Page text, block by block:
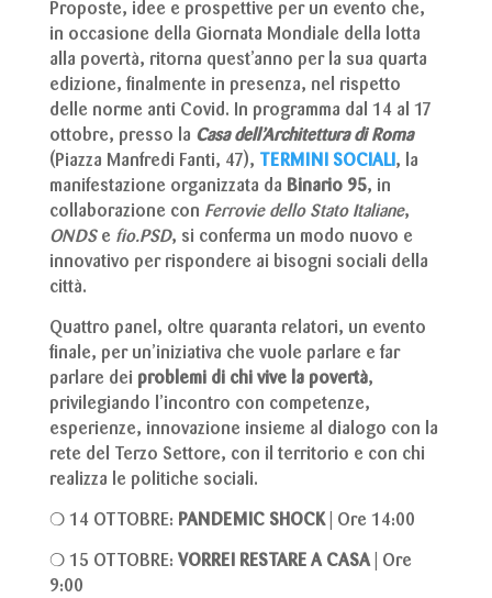
Proposte, idee e prospettive per un evento che,
in occasione della Giornata Mondiale della lotta
alla povertà, ritorna quest’anno per la sua quarta
edizione, finalmente in presenza, nel rispetto
delle norme anti Covid. In programma dal 14 al 17
ottobre, presso la Casa dell’Architettura di Roma
(Piazza Manfredi Fanti, 47), TERMINI SOCIALI, la
manifestazione organizzata da Binario 95, in
collaborazione con Ferrovie dello Stato Italiane,
ONDS e fio.PSD, si conferma un modo nuovo e
innovativo per rispondere ai bisogni sociali della
città.
Quattro panel, oltre quaranta relatori, un evento
finale, per un’iniziativa che vuole parlare e far
parlare dei problemi di chi vive la povertà,
privilegiando l’incontro con competenze,
esperienze, innovazione insieme al dialogo con la
rete del Terzo Settore, con il territorio e con chi
realizza le politiche sociali.
❍ 14 OTTOBRE: PANDEMIC SHOCK| Ore 14:00
❍ 15 OTTOBRE: VORREI RESTARE A CASA| Ore
9:00